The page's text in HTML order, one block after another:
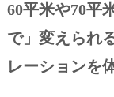
60平米や70平
で」変えられ
レーションを